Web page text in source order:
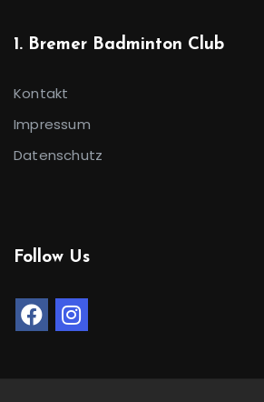
1. Bremer Badminton Club
Kontakt
Impressum
Datenschutz
Follow Us